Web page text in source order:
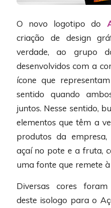
O novo logotipo do
criação de design
verdade, ao grupo
desenvolvidos com a
ícone que
sentido quando
juntos. Nesse sentido,
elementos que têm a
produtos da
açaí no pote e a fruta,
uma fonte que remete
Diversas cores
deste isologo para o